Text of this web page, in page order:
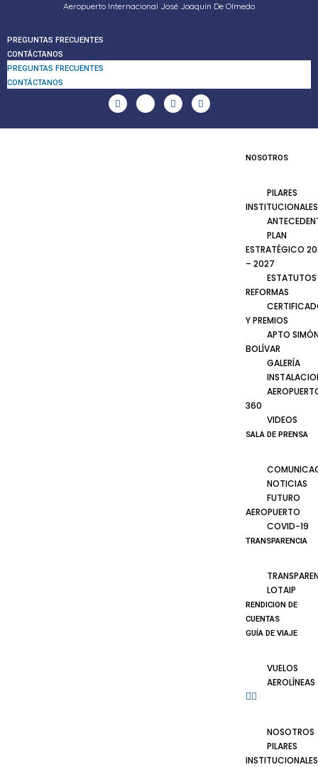
Aeropuerto Internacional José Joaquín De Olmedo
PREGUNTAS FRECUENTES
CONTÁCTANOS
PREGUNTAS FRECUENTES
CONTÁCTANOS
NOSOTROS
PILARES
INSTITUCIONALES
PLAN
ESTRATÉGICO
– 2027
ESTATUTOS
REFORMAS
Y PREMIOS
APTO
BOLÍVAR
GALERÍA
360
VIDEOS
SALA DE PRENSA
NOTICIAS
FUTURO
AEROPUERTO
COVID-19
TRANSPARENCIA
LOTAIP
RENDICION DE
CUENTAS
GUÍA DE VIAJE
VUELOS
AEROLÍNEAS
NOSOTROS
PILARES
INSTITUCIONALES